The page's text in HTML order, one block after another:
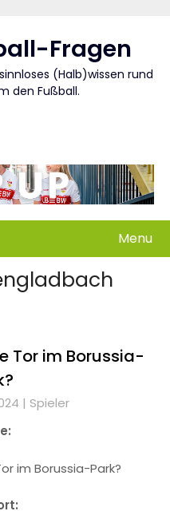
Fragen
(Halb)wissen rund
den Fußball.
Menu
Tor im Borussia-
| Spieler
im Borussia-Park?